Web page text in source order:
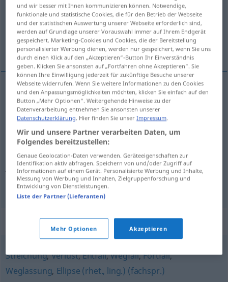
Übersicht aller Übersetzungen
(Für mehr Details die Übersetzung anklicken/antippen)
omission remarks
omission Auslassung Weglassen
(disparaging od
derogatory) remarks
Auslassungabschätzige Bemerkungen PEJ < PL>
Synonyme für "Auslassung"
Streichung,Verlust,Entfall,Wegfall,Fortfall,
Weglassung, Ellipse (rhet., ling.) (fachspr.)
und wir besser mit Ihnen kommunizieren können. Notwendige,
funktionale und statistische Cookies, die für den Betrieb der Webseite
und der statistischen Auswertung unserer Webseite erforderlich sind,
werden auf Grundlage unserer Vorauswahl immer auf Ihrem Endgerät
gespeichert. Marketing-Cookies und Cookies, die der Bereitstellung
personalisierter Werbung dienen, werden nur gespeichert, wenn Sie uns
durch einen Klick auf den „Akzeptieren“-Button Ihr Einverständnis
geben. Klicken Sie ansonsten auf „Fortfahren ohne Akzeptieren“. Sie
können Ihre Einwilligung jederzeit für zukünftige Besuche unserer
Webseite widerrufen. Wenn Sie weitere Informationen zu den Cookies
und den Anpassungsmöglichkeiten möchten, klicken Sie einfach auf den
Button „Mehr Optionen“. Weitergehende Hinweise zu der
Datenverarbeitung entnehmen Sie ansonsten unserer
Datenschutzerklärung. Hier finden Sie unserImpressum.
Wir und unsere Partner verarbeiten Daten, um
Folgendes bereitzustellen:
Genaue Geolocation-Daten verwenden. Geräteeigenschaften zur
Identifikation aktiv abfragen. Speichern von und/oder Zugriff auf
Informationen auf einem Gerät. Personalisierte Werbung und Inhalte,
Messung von Werbung und Inhalten, Zielgruppenforschung und
Entwicklung von Dienstleistungen.
Liste der Partner (Lieferanten)
Mehr Optionen Akzeptieren